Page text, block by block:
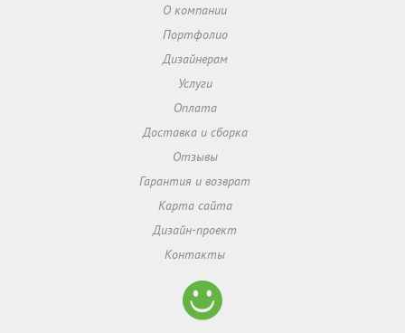
О компании
Портфолио
Дизайнерам
Услуги
Оплата
Доставка и сборка
Отзывы
Гарантия и возврат
Карта сайта
Дизайн-проект
Контакты